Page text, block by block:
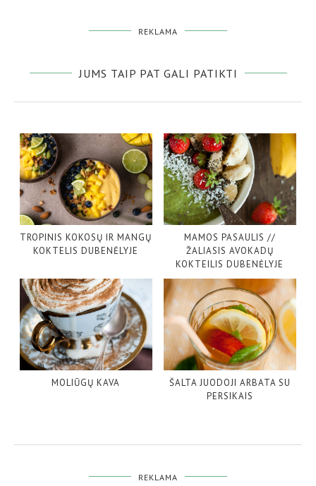
REKLAMA
JUMS TAIP PAT GALI PATIKTI
TROPINIS KOKOSŲ IR MANGŲ
KOKTELIS DUBENĖLYJE
MAMOS PASAULIS //
ŽALIASIS AVOKADŲ
KOKTEILIS DUBENĖLYJE
MOLIŪGŲ KAVA
ŠALTA JUODOJI ARBATA SU
PERSIKAIS
REKLAMA